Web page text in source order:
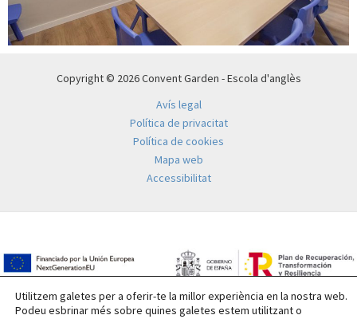
Copyright © 2026 Convent Garden - Escola d'anglès
Avís legal
Política de privacitat
Política de cookies
Mapa web
Accessibilitat
Utilitzem galetes per a oferir-te la millor experiència en la nostra web.
Podeu esbrinar més sobre quines galetes estem utilitzant o